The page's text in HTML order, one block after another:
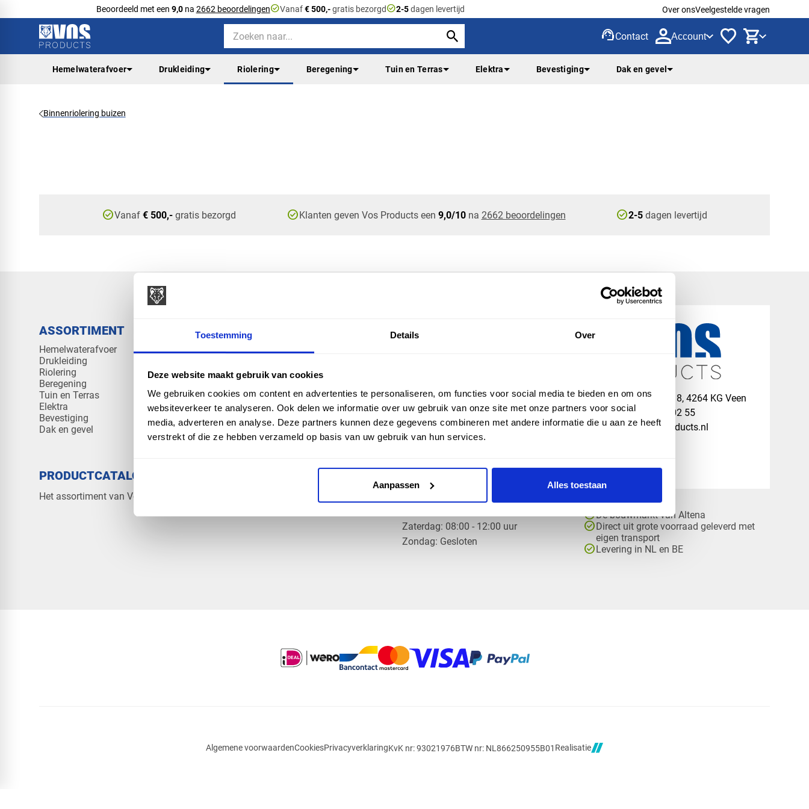
Toestemming Details Over
Deze website maakt gebruik van cookies
We gebruiken cookies om content en advertenties te personaliseren, om functies voor social media te bieden en om ons
websiteverkeer te analyseren. Ook delen we informatie over uw gebruik van onze site met onze partners voor social
media, adverteren en analyse. Deze partners kunnen deze gegevens combineren met andere informatie die u aan ze heeft
verstrekt of die ze hebben verzameld op basis van uw gebruik van hun services.
Aanpassen Alles toestaan
Beoordeeld met een 9,0na 2662 beoordelingencheck_circleVanaf€ 500,-gratis bezorgdcheck_circle2-5dagen levertijd Over onsVeelgestelde vragen
support_agentContact Account
Hemelwaterafvoer Drukleiding Riolering Beregening Tuin en Terras Elektra Bevestiging Dak en gevel
Binnenriolering buizen
check_circleVanaf € 500,-gratis bezorgd check_circleKlanten geven Vos Products een 9,0/10na 2662 beoordelingen check_circle2-5 dagen levertijd
ASSORTIMENT
Hemelwaterafvoer
Drukleiding
Riolering
Beregening
Tuin en Terras
Elektra
Bevestiging
Dak en gevel
KENNIS EN HULP
Klantenservice
Veelgestelde vragen
ZAKELIJK
PRODUCTCATALOGUS 2026
Het assortiment van Vos Products
​Zaterdag: 08:00 - 12:00 uur
​Zondag: Gesloten
map Veensesteeg 8, 4264 KG Veen
phone_enabled +31 416 75 02 55
mail info@vosproducts.nl
check_circleDé bouwmarkt van Altena
check_circle Direct uit grote voorraad geleverd met
eigen transport
check_circle Levering in NL en BE
Algemene voorwaardenCookiesPrivacyverklaringKvK nr: 93021976BTW nr: NL866250955B01 Realisatie